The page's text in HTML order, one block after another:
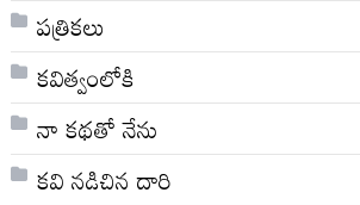
పత్రికలు
కవిత్వంలోకి
నా క‌థ‌తో నేను
కవి నడిచిన దారి